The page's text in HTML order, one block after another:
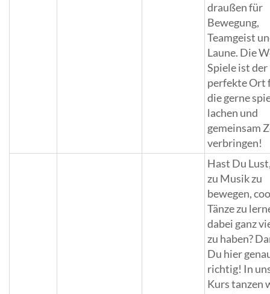
draußen für
Bewegung,
Teamgeist
Laune. Die
Spiele ist der
perfekte Ort
die gerne
lachen und
gemeinsam
verbringen!
Hast Du
zu Musik zu
bewegen,
Tänze zu
dabei ganz
zu haben?
Du hier
richtig! In
Kurs tanzen